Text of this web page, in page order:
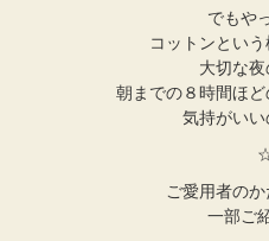
でもや
コットンという
大切な夜
朝までの８時間ほ
気持がいい
ご愛用者の
一部ご